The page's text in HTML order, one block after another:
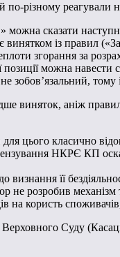
різному реагували
можна сказати
винятком із правил
згорання за
можна
зобов’язальний, тому
виняток, аніж
для цього класично
НКРЄ КП
її
не розробив механізм
на користь
Суду